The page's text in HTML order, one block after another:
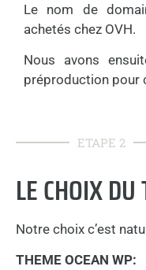
Le nom de
achetés chez OVH.
Nous avons
préproduction pour
ETAPE 2
LE CHOIX
Notre choix c’est
THEME OCEAN WP: